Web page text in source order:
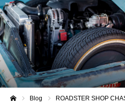
Blog ROADSTER SHOP